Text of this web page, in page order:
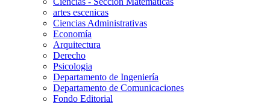
artes escenicas
Ciencias Administrativas
Economía
Arquitectura
Derecho
Psicologia
Departamento de Ingeniería
Departamento de Comunicaciones
Fondo Editorial